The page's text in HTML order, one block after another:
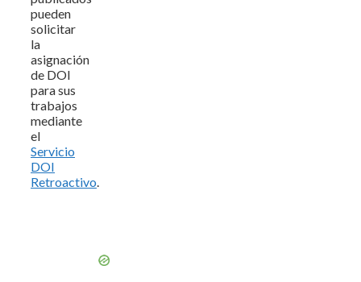
pueden
solicitar
la
asignación
de DOI
para sus
trabajos
mediante
el
Servicio
DOI
Retroactivo.